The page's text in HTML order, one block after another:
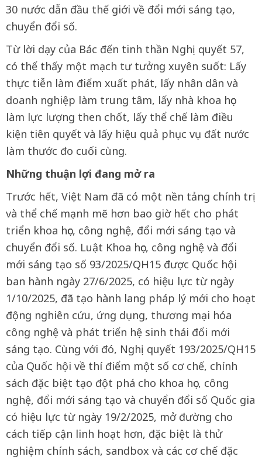
30 nước dẫn đầu thế giới về đổi mới sáng tạo,
chuyển đổi số.
Từ lời dạy của Bác đến tinh thần Nghị quyết 57,
có thể thấy một mạch tư tưởng xuyên suốt: Lấy
thực tiễn làm điểm xuất phát, lấy nhân dân và
doanh nghiệp làm trung tâm, lấy nhà khoa học
làm lực lượng then chốt, lấy thể chế làm điều
kiện tiên quyết và lấy hiệu quả phục vụ đất nước
làm thước đo cuối cùng.
Những thuận lợi đang mở ra
Trước hết, Việt Nam đã có một nền tảng chính trị
và thể chế mạnh mẽ hơn bao giờ hết cho phát
triển khoa học, công nghệ, đổi mới sáng tạo và
chuyển đổi số. Luật Khoa học, công nghệ và đổi
mới sáng tạo số 93/2025/QH15 được Quốc hội
ban hành ngày 27/6/2025, có hiệu lực từ ngày
1/10/2025, đã tạo hành lang pháp lý mới cho hoạt
động nghiên cứu, ứng dụng, thương mại hóa
công nghệ và phát triển hệ sinh thái đổi mới
sáng tạo. Cùng với đó, Nghị quyết 193/2025/QH15
của Quốc hội về thí điểm một số cơ chế, chính
sách đặc biệt tạo đột phá cho khoa học, công
nghệ, đổi mới sáng tạo và chuyển đổi số Quốc gia
có hiệu lực từ ngày 19/2/2025, mở đường cho
cách tiếp cận linh hoạt hơn, đặc biệt là thử
nghiệm chính sách, sandbox và các cơ chế đặc